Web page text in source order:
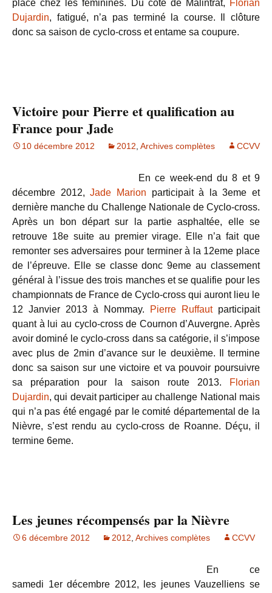
place chez les féminines. Du coté de Malintrat, Florian
Dujardin, fatigué, n’a pas terminé la course. Il clôture
donc sa saison de cyclo-cross et entame sa coupure.
Victoire pour Pierre et qualification au
France pour Jade
10 décembre 2012 2012 Archives complètes CCVV
En ce week-end du 8 et 9
décembre 2012,Jade Marion participait à la 3eme et
dernière manche du Challenge Nationale de Cyclo-cross.
Après un bon départ sur la partie asphaltée, elle se
retrouve 18e suite au premier virage. Elle n’a fait que
remonter ses adversaires pour terminer à la 12eme place
de l’épreuve. Elle se classe donc 9eme au classement
général à l’issue des trois manches et se qualifie pour les
championnats de France de Cyclo-cross qui auront lieu le
12 Janvier 2013 à Nommay. Pierre Ruffautparticipait
quant à lui au cyclo-cross de Cournon d’Auvergne. Après
avoir dominé le cyclo-cross dans sa catégorie, il s’impose
avec plus de 2min d’avance sur le deuxième. Il termine
donc sa saison sur une victoire et va pouvoir poursuivre
sa préparation pour la saison route 2013. Florian
Dujardin, qui devait participer au challenge National mais
qui n’a pas été engagé par le comité départemental de la
Nièvre, s’est rendu au cyclo-cross de Roanne. Déçu, il
termine 6eme.
Les jeunes récompensés par la Nièvre
6 décembre 2012 2012 Archives complètes CCVV
En ce
samedi 1er décembre 2012, les jeunes Vauzelliens se